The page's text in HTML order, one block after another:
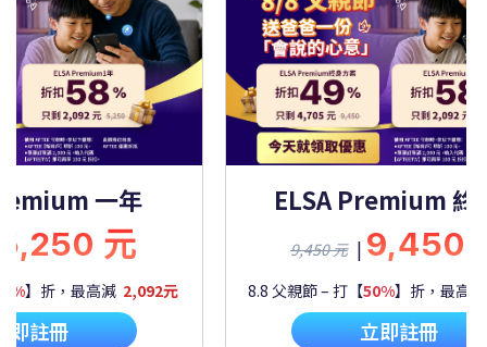
一年
元
】折，最高減 2,092元
即註冊
ELSA Premium 終
9,450 元 | 9,450
8.8 父親節 – 打【50%】折，最高
立即註冊